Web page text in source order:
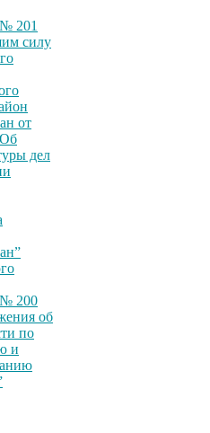
№ 201
силу
от
дел
№ 200
об
по
и